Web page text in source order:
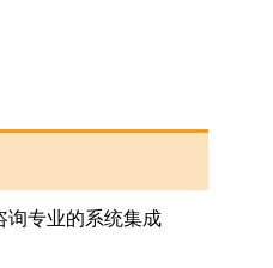
询专业的系统集成